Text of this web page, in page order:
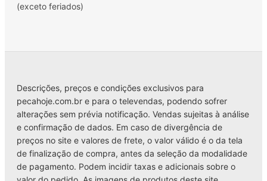
(exceto feriados)
Descrições, preços e condições exclusivos para
pecahoje.com.br e para o televendas, podendo sofrer
alterações sem prévia notificação. Vendas sujeitas à análise
e confirmação de dados. Em caso de divergência de
preços no site e valores de frete, o valor válido é o da tela
de finalização de compra, antes da seleção da modalidade
de pagamento. Podem incidir taxas e adicionais sobre o